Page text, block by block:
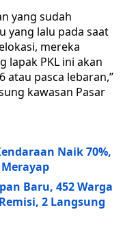
yang sudah
yang lalu pada saat
mereka
lapak PKL ini akan
atau pasca lebaran,”
kawasan Pasar
Naik 70%,
Baru, 452 Warga
2 Langsung